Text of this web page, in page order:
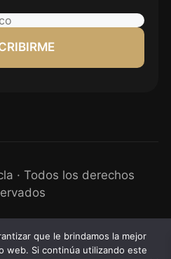
· Todos los derechos
que le brindamos la mejor
web. Si continúa utilizando este